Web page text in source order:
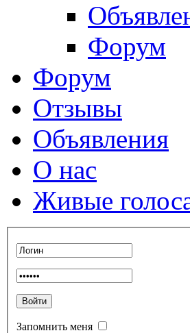
Форум
Форум
Отзывы
Объявления
О нас
Живые
Запомнить меня